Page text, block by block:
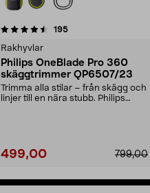
195recensioner
Rakhyvlar
Philips OneBlade Pro 360
skäggtrimmer QP6507/23
Trimma alla stilar – från skägg och
linjer till en nära stubb. Philips
499,00 799,00
4.0 av 5 stjärnor